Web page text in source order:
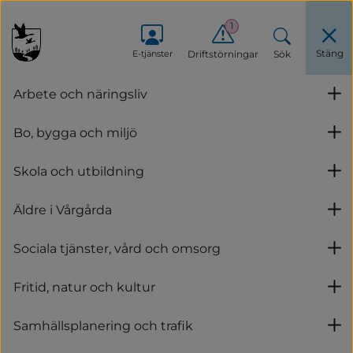
E-tjänster Driftstörningar
1
Sök Stäng
Arbete och näringsliv
Bo, bygga och miljö
Skola och utbildning
Äldre i Vårgårda
Sociala tjänster, vård och omsorg
Fritid, natur och kultur
Samhällsplanering och trafik
Stäng
Svärmtelefonen är nu öppen för säsongen
Lyssna
Svärmtelefonen är nu öppen
för säsongen
2025-06-04